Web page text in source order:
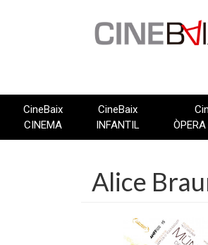
CineBaix
CINEMA
CineBaix
INFANTIL
Alice